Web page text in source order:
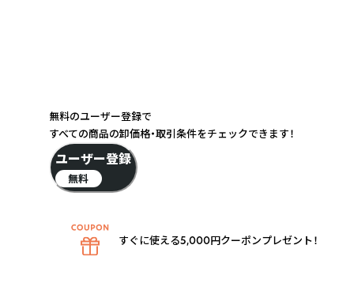
無料のユーザー登録で
すべての商品の卸価格・取引条件をチェックできます！
ユーザー登録
無料
すぐに使える5,000円クーポンプレゼント！